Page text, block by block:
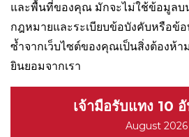
และพื้นที่ของคุณ มักจะไม่ใช้ข้อมูลบ
กฎหมายและระเบียบข้อบังคับหรือข้
ซ้ำจากเว็บไซต์ของคุณเป็นสิ่งต้องห้า
ยินยอมจากเรา
เจ้ามือรับแทง 10
August 2026